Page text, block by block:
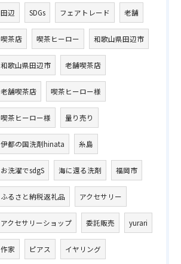
田辺 SDGs フェアトレード 老舗
喫茶店 喫茶ヒーロー 和歌山県田辺市
和歌山県田辺市 老舗喫茶店
老舗喫茶店 喫茶ヒーロー様
喫茶ヒーロー様 量り売り
伊都の国洗剤hinata 糸島
お洗濯でsdgS 海に還る洗剤 福岡市
ふるさと納税返礼品 アクセサリー
アクセサリーショップ 委託販売 yurari
作家 ピアス イヤリング